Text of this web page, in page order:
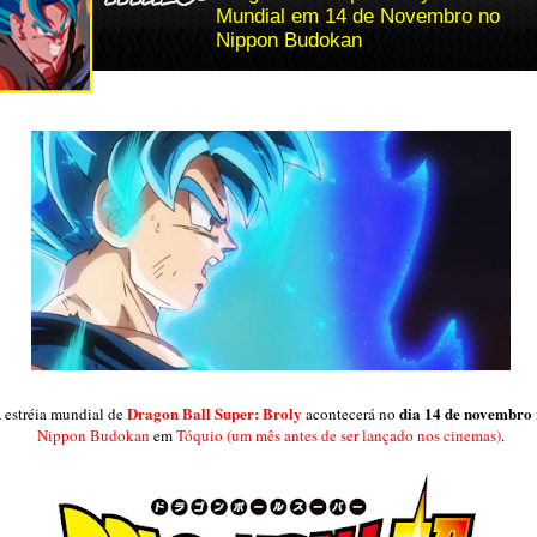
Mundial em 14 de Novembro no
Nippon Budokan
estréia mundial deDragon Ball Super: Broly acontecerá no dia 14 de novembro
Nippon Budokan emTóquio (um mês antes de ser lançado nos cinemas).